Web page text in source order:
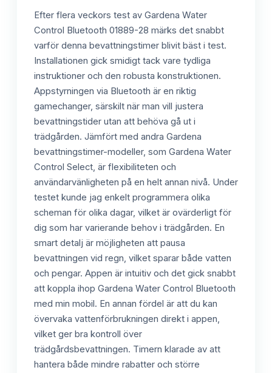
Efter flera veckors test av Gardena Water
Control Bluetooth 01889-28 märks det snabbt
varför denna bevattningstimer blivit bäst i test.
Installationen gick smidigt tack vare tydliga
instruktioner och den robusta konstruktionen.
Appstyrningen via Bluetooth är en riktig
gamechanger, särskilt när man vill justera
bevattningstider utan att behöva gå ut i
trädgården. Jämfört med andra Gardena
bevattningstimer-modeller, som Gardena Water
Control Select, är flexibiliteten och
användarvänligheten på en helt annan nivå. Under
testet kunde jag enkelt programmera olika
scheman för olika dagar, vilket är ovärderligt för
dig som har varierande behov i trädgården. En
smart detalj är möjligheten att pausa
bevattningen vid regn, vilket sparar både vatten
och pengar. Appen är intuitiv och det gick snabbt
att koppla ihop Gardena Water Control Bluetooth
med min mobil. En annan fördel är att du kan
övervaka vattenförbrukningen direkt i appen,
vilket ger bra kontroll över
trädgårdsbevattningen. Timern klarade av att
hantera både mindre rabatter och större